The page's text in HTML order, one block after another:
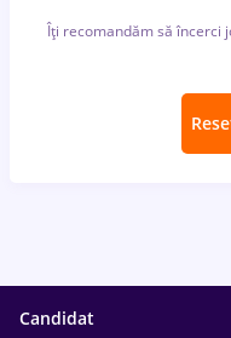
Îți recomandăm să încerci
Candidat